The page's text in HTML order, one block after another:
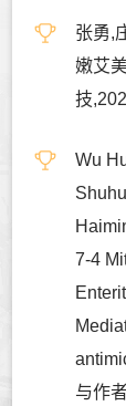
张勇,
嫩艾
技
Wu
7-4
与作